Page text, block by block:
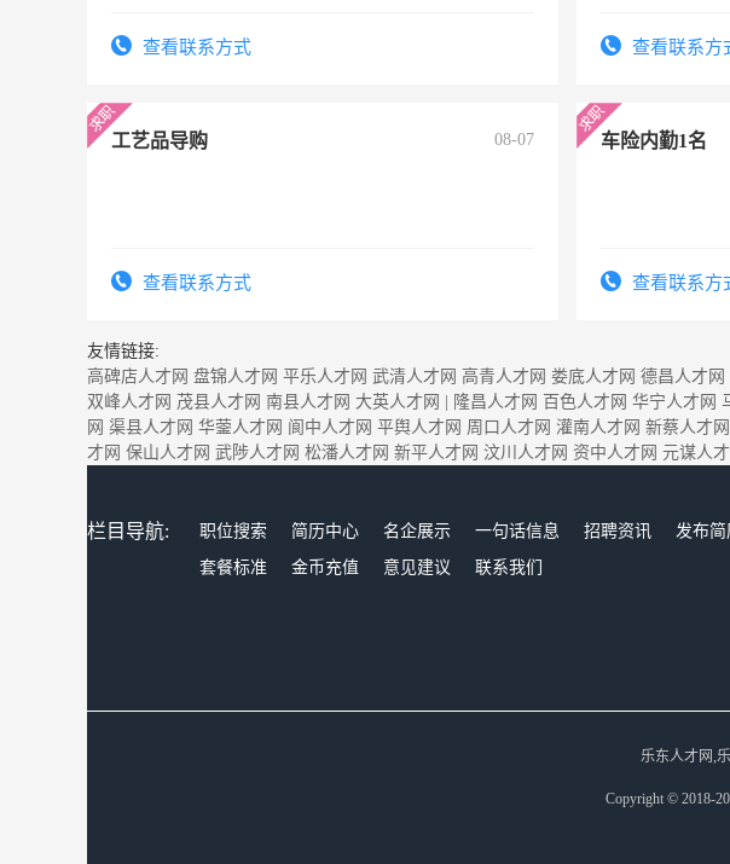
查看联系方式 查看联系方
工艺品导购 08-07
查看联系方式
车险内勤1名
查看联系方
友情链接:
高碑店人才网 盘锦人才网 平乐人才网 武清人才网 高青人才网 娄底人才网 德昌人才网
双峰人才网 茂县人才网 南县人才网 大英人才网 隆昌人才网 百色人才网 华宁人才网
网 渠县人才网 华蓥人才网 阆中人才网 平舆人才网 周口人才网 灌南人才网 新蔡人才网
才网 保山人才网 武陟人才网 松潘人才网 新平人才网 汶川人才网 资中人才网 元谋人才
栏目导航: 职位搜索 简历中心 名企展示 一句话信息 招聘资讯 发布简
套餐标准
金币充值 意见建议 联系我们
乐东人才网,
Copyright © 2018-